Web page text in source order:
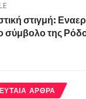
στιγμή:
σύμβολο της
ΑΡΘΡΑ